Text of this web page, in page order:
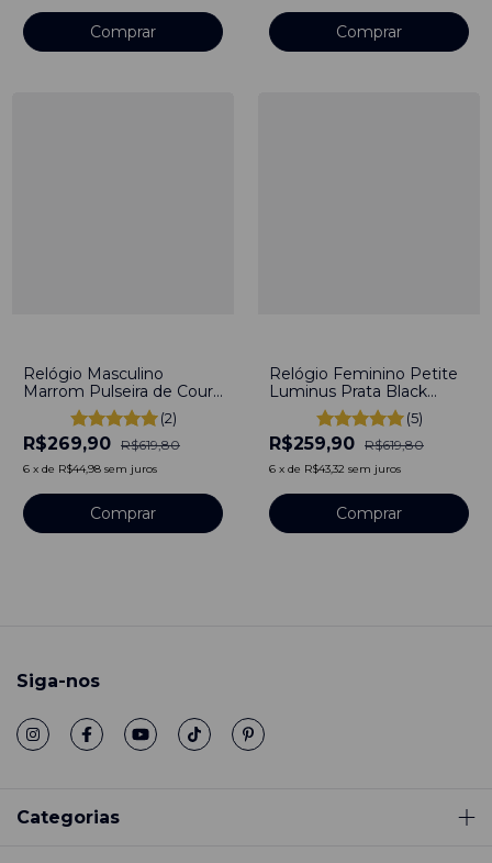
Comprar Comprar
Relógio Masculino
Marrom Pulseira de Couro
Legacy Silver 40mm Aço
Inoxidável banhado a
titânio
(2)
R$269,90 R$619,80
6 x de R$44,98 sem juros
Comprar
Relógio Feminino Petite
Luminus Prata Black
Pulseira de Couro Preto
32mm Aço Inoxidável
banhado a titânio
(5)
R$259,90 R$619,80
6 x de R$43,32 sem juros
Comprar
Siga-nos
Categorias